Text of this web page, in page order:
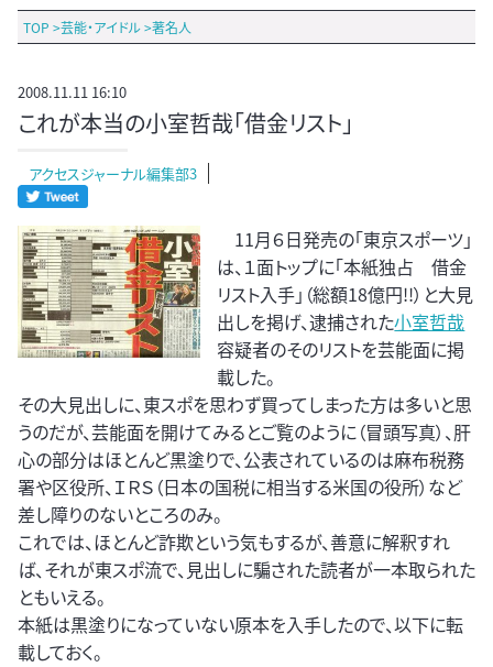
TOP >芸能・アイドル>著名人
2008.11.11 16:10
これが本当の小室哲哉「借金リスト」
アクセスジャーナル編集部3
11月６日発売の「東京スポーツ」
は、１面トップに「本紙独占 借金
リスト入手」（総額18億円!!）と大見
出しを掲げ、逮捕された小室哲哉
容疑者のそのリストを芸能面に掲
載した。
その大見出しに、東スポを思わず買ってしまった方は多いと思
うのだが、芸能面を開けてみるとご覧のように（冒頭写真）、肝
心の部分はほとんど黒塗りで、公表されているのは麻布税務
署や区役所、ＩＲＳ（日本の国税に相当する米国の役所）など
差し障りのないところのみ。
これでは、ほとんど詐欺という気もするが、善意に解釈すれ
ば、それが東スポ流で、見出しに騙された読者が一本取られた
ともいえる。
本紙は黒塗りになっていない原本を入手したので、以下に転
載しておく。